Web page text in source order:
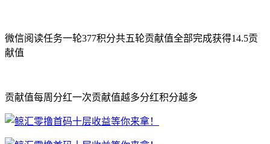
微信阅读任务一轮377积分共五轮贡献值全部完成获得14.5贡
献值
贡献值每周分红一次贡献值越多分红积分越多